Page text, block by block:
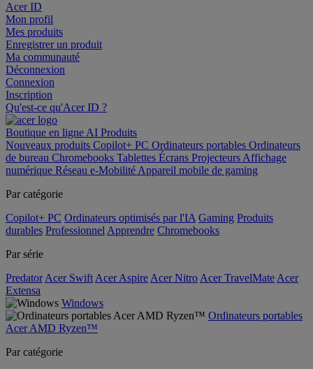
Acer ID
Mon profil
Mes produits
Enregistrer un produit
Ma communauté
Déconnexion
Connexion
Inscription
Qu'est-ce qu'Acer ID ?
Boutique en ligne AI Produits
Nouveaux produits Copilot+ PC Ordinateurs portables Ordinateurs
de bureau Chromebooks Tablettes Écrans Projecteurs Affichage
numérique Réseau e-Mobilité Appareil mobile de gaming
Par catégorie
Copilot+ PC Ordinateurs optimisés par l'IA Gaming Produits
durables Professionnel Apprendre Chromebooks
Par série
Predator Acer Swift Acer Aspire Acer Nitro Acer TravelMate Acer
Extensa
Windows
Ordinateurs portables
Acer AMD Ryzen™
Par catégorie